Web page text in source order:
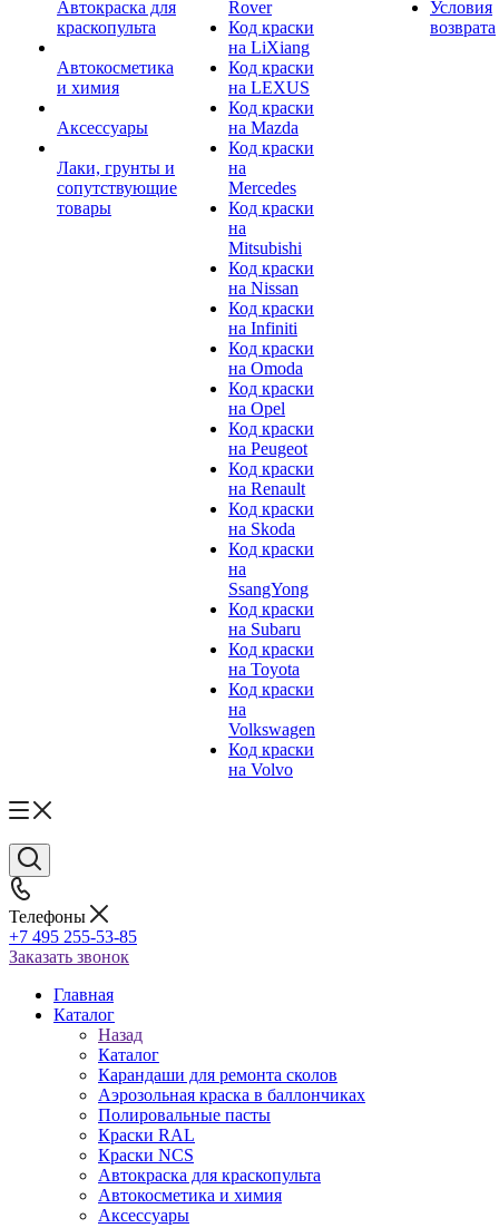
Автокраска для
краскопульта
Автокосметика
и химия
Аксессуары
Лаки, грунты и
сопутствующие
товары
Rover
Код краски
на LiXiang
Код краски
на LEXUS
Код краски
на Mazda
Код краски
на
Mercedes
Код краски
на
Mitsubishi
Код краски
на Nissan
Код краски
на Infiniti
Код краски
на Omoda
Код краски
на Opel
Код краски
на Peugeot
Код краски
на Renault
Код краски
на Skoda
Код краски
на
SsangYong
Код краски
на Subaru
Код краски
на Toyota
Код краски
на
Volkswagen
Код краски
на Volvo
Условия
возврата
Телефоны
+7 495 255-53-85
Заказать звонок
Главная
Каталог
Назад
Каталог
Карандаши для ремонта сколов
Аэрозольная краска в баллончиках
Полировальные пасты
Краски RAL
Краски NCS
Автокраска для краскопульта
Автокосметика и химия
Аксессуары